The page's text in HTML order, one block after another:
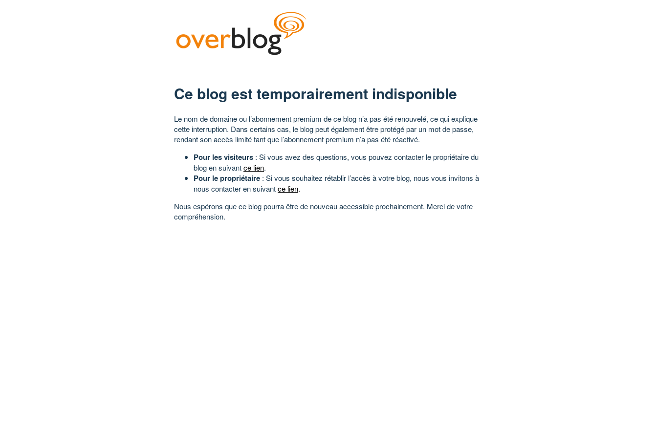
Ce blog est temporairement indisponible
Le nom de domaine ou l’abonnement premium de ce blog n’a pas été renouvelé, ce qui explique
cette interruption. Dans certains cas, le blog peut également être protégé par un mot de passe,
rendant son accès limité tant que l’abonnement premium n’a pas été réactivé.
Pour les visiteurs : Si vous avez des questions, vous pouvez contacter le propriétaire du
blog en suivantce lien.
Pour le propriétaire : Si vous souhaitez rétablir l’accès à votre blog, nous vous invitons à
nous contacter en suivantce lien.
Nous espérons que ce blog pourra être de nouveau accessible prochainement. Merci de votre
compréhension.